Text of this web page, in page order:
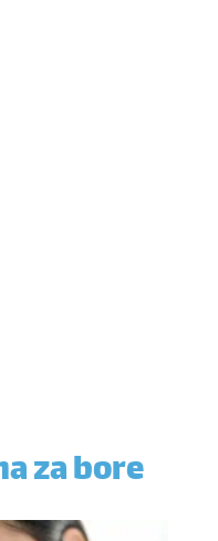
za bore